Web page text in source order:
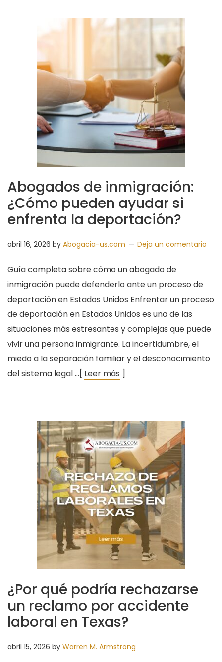
Abogados de inmigración:
¿Cómo pueden ayudar si
enfrenta la deportación?
abril 16, 2026 by Abogacia-us.com Deja un comentario
Guía completa sobre cómo un abogado de
inmigración puede defenderlo ante un proceso de
deportación en Estados Unidos Enfrentar un proceso
de deportación en Estados Unidos es una de las
situaciones más estresantes y complejas que puede
vivir una persona inmigrante. La incertidumbre, el
miedo a la separación familiar y el desconocimiento
del sistema legal …[ Leer más ]
¿Por qué podría rechazarse
un reclamo por accidente
laboral en Texas?
abril 15, 2026 by Warren M. Armstrong